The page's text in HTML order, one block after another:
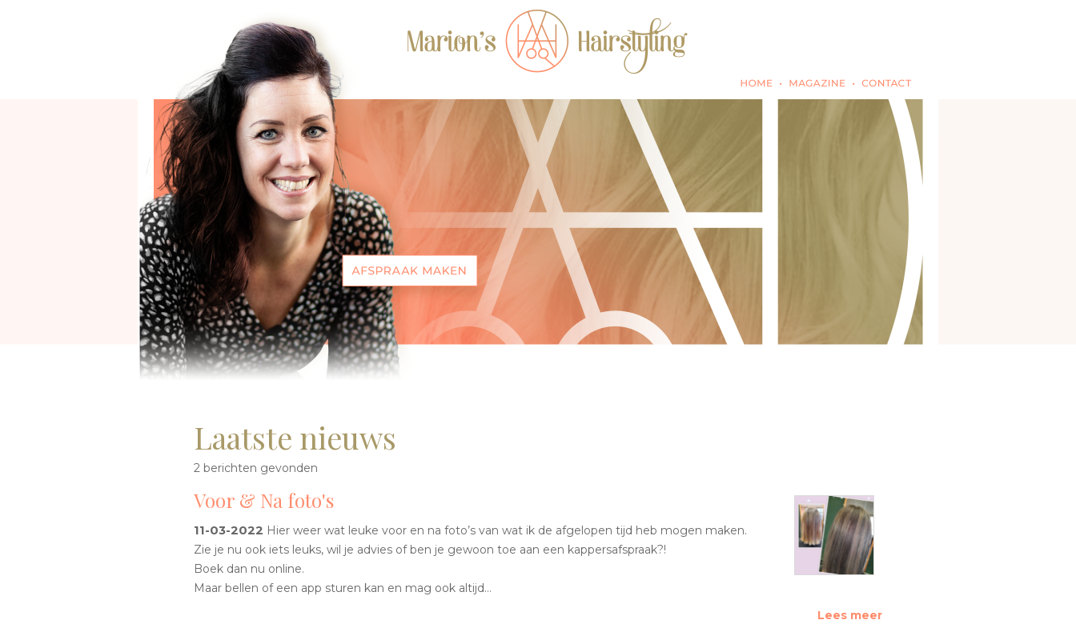
Laatste nieuws
2 berichten gevonden
Voor & Na foto's
11-03-2022 Hier weer wat leuke voor en na foto’s van wat ik de afgelopen tijd heb mogen maken.
Zie je nu ook iets leuks, wil je advies of ben je gewoon toe aan een kappersafspraak?!
Boek dan nu online.
Maar bellen of een app sturen kan en mag ook altijd…
Lees meer